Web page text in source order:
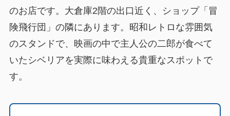
のお店です。大倉庫2階の出口近く、ショップ「冒
険飛行団」の隣にあります。昭和レトロな雰囲気
のスタンドで、映画の中で主人公の二郎が食べて
いたシベリアを実際に味わえる貴重なスポットで
す。